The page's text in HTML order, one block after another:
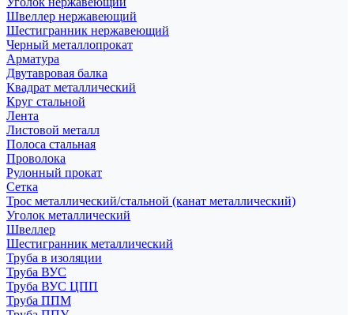
Швеллер нержавеющий
Шестигранник нержавеющий
Черный металлопрокат
Арматура
Двутавровая балка
Квадрат металлический
Круг стальной
Лента
Листовой металл
Полоса стальная
Проволока
Рулонный прокат
Сетка
Трос металлический/стальной (канат металлический)
Уголок металлический
Швеллер
Шестигранник металлический
Труба в изоляции
Труба ВУС
Труба ВУС ЦПП
Труба ППМ